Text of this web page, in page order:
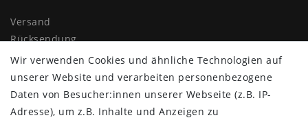
Versand
Rücksendung
Widerrufs­recht
Impressum
Daten­schutz­erklärung
AGB
Wir verwenden Cookies und ähnliche Technologien auf
unserer Website und verarbeiten personenbezogene
Daten von Besucher:innen unserer Webseite (z.B. IP-
Adresse), um z.B. Inhalte und Anzeigen zu